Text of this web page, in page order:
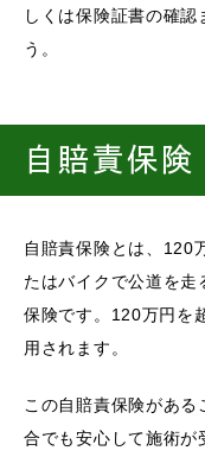
しくは保険証書の確
う。
自賠責保険
自賠責保険とは、120
たはバイクで公道を走
保険です。120万円を
用されます。
この自賠責保険があ
合でも安心して施術が